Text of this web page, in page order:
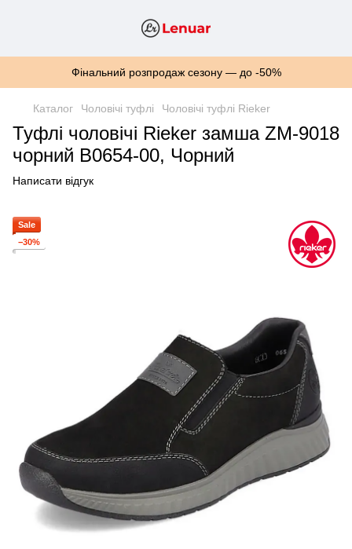
Фінальний розпродаж сезону — до -50%
Каталог Чоловічі туфлі Чоловічі туфлі Rieker
Туфлі чоловічі Rieker замша ZM-9018
чорний B0654-00, Чорний
Написати відгук
Sale
−30%